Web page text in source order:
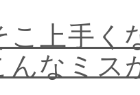
こ上手く
んなミス